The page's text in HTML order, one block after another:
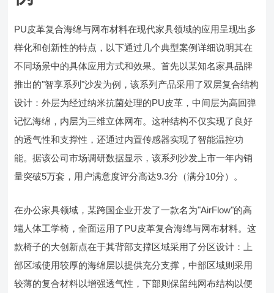
PU皮革复合海绵与网布材料在现代家具领域的应用呈现出多
样化和创新性的特点，以下通过几个典型案例详细说明其在
不同场景中的具体应用方式和效果。首先以某知名家具品牌
推出的"智享系列"沙发为例，该系列产品采用了双层复合结构
设计：外层为经过纳米抗菌处理的PU皮革，中间层为高回弹
记忆海绵，内层为三维立体网布。这种结构不仅实现了良好
的透气性和支撑性，还通过内置传感器实现了智能温控功
能。据该公司市场调研数据显示，该系列沙发上市一年内销
量突破5万套，用户满意度评分高达9.3分（满分10分）。
在办公家具领域，某跨国企业开发了一款名为"AirFlow"的高
端人体工学椅，全面运用了PU皮革复合海绵与网布材料。这
款椅子的大创新点在于其背部支撑区域采用了分区设计：上
部区域使用较厚的海绵层以提供充分支撑，中部区域则采用
较薄的复合材料以增强透气性，下部则保留纯网布结构以便